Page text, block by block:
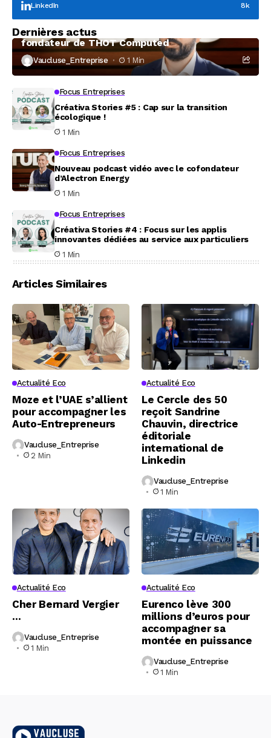
LinkedIn 8k
Dernières actus
À la rencontre de Christophe Coeffier, dirigeant
fondateur de THOT Computed
Vaucluse_Entreprise 1 Min
Focus Entreprises
Créativa Stories #5 : Cap sur la transition
écologique !
1 Min
Focus Entreprises
Nouveau podcast vidéo avec le cofondateur
d’Alectron Energy
1 Min
Focus Entreprises
Créativa Stories #4 : Focus sur les applis
innovantes dédiées au service aux particuliers
1 Min
Articles Similaires
Actualité Eco
Moze et l’UAE s’allient
pour accompagner les
Auto-Entrepreneurs
Vaucluse_Entreprise
2 Min
Actualité Eco
Le Cercle des 50
reçoit Sandrine
Chauvin, directrice
éditoriale
international de
Linkedin
Vaucluse_Entreprise
1 Min
Actualité Eco
Cher Bernard Vergier
…
Vaucluse_Entreprise
1 Min
Actualité Eco
Eurenco lève 300
millions d’euros pour
accompagner sa
montée en puissance
Vaucluse_Entreprise
1 Min